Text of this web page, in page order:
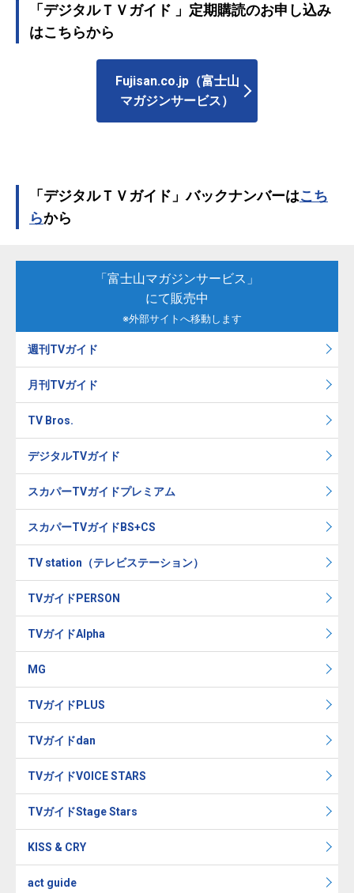
「デジタルＴＶガイド 」定期購読のお申し込み
はこちらから
Fujisan.co.jp（富士山
マガジンサービス）
「デジタルＴＶガイド」バックナンバーはこち
らから
「富士山マガジンサービス」
にて販売中
※外部サイトへ移動します
週刊TVガイド
月刊TVガイド
TV Bros.
デジタルTVガイド
スカパーTVガイドプレミアム
スカパーTVガイドBS+CS
TV station（テレビステーション）
TVガイドPERSON
TVガイドAlpha
MG
TVガイドPLUS
TVガイドdan
TVガイドVOICE STARS
TVガイドStage Stars
KISS & CRY
act guide